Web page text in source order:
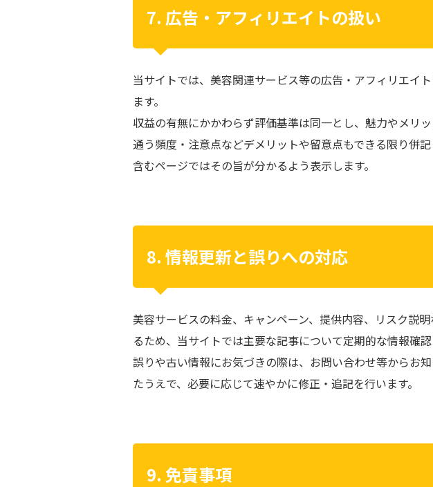
7. 広告・アフィリエイトの扱い
当サイトでは、美容関連サービス等の広告・アフィリエイ
ます。
収益の有無にかかわらず評価基準は同一とし、魅力やメリ
通う頻度・注意点などデメリットや留意点もできる限り併
含むページではその旨が分かるよう表示します。
8. 情報更新と誤りへの対応
美容サービスの料金、キャンペーン、提供内容、リスク説
るため、当サイトでは主要な記事について定期的な情報確認
誤りや古い情報にお気づきの際は、お問い合わせ等からお
たうえで、必要に応じて速やかに修正・追記を行います。
9. 免責事項